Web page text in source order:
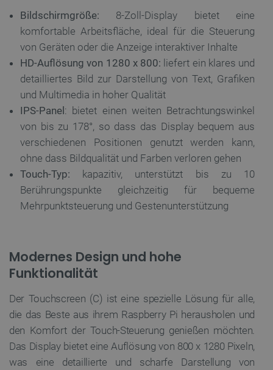
Bildschirmgröße: 8-Zoll-Display bietet eine
komfortable Arbeitsfläche, ideal für die Steuerung
von Geräten oder die Anzeige interaktiver Inhalte
HD-Auflösung von 1280 x 800: liefert ein klares und
detailliertes Bild zur Darstellung von Text, Grafiken
und Multimedia in hoher Qualität
IPS-Panel : bietet einen weiten Betrachtungswinkel
von bis zu 178°, so dass das Display bequem aus
verschiedenen Positionen genutzt werden kann,
ohne dass Bildqualität und Farben verloren gehen
Touch-Typ: kapazitiv, unterstützt bis zu 10
Berührungspunkte gleichzeitig für bequeme
Mehrpunktsteuerung und Gestenunterstützung
Modernes Design und hohe
Funktionalität
Der Touchscreen (C) ist eine spezielle Lösung für alle,
die das Beste aus ihrem Raspberry Pi herausholen und
den Komfort der Touch-Steuerung genießen möchten.
Das Display bietet eine Auflösung von 800 x 1280 Pixeln,
was eine detaillierte und scharfe Darstellung von